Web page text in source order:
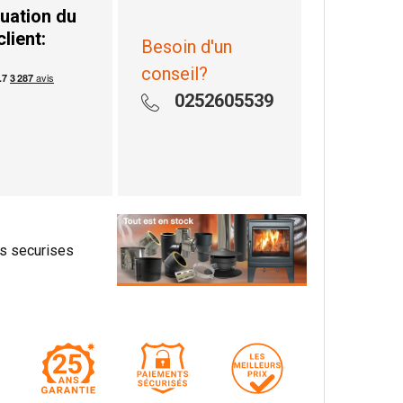
du
Besoin d'un
conseil?
0252605539